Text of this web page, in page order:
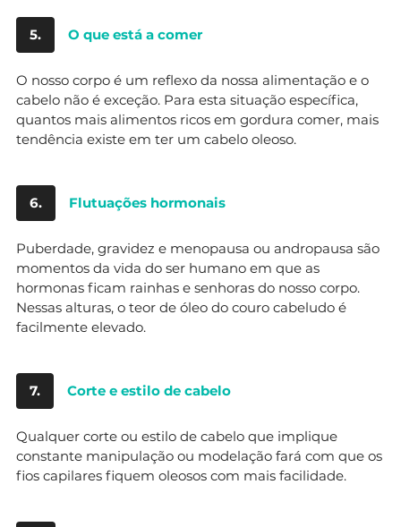
5. O que está a comer
O nosso corpo é um reflexo da nossa alimentação e o
cabelo não é exceção. Para esta situação específica,
quantos mais alimentos ricos em gordura comer, mais
tendência existe em ter um cabelo oleoso.
6. Flutuações hormonais
Puberdade, gravidez e menopausa ou andropausa são
momentos da vida do ser humano em que as
hormonas ficam rainhas e senhoras do nosso corpo.
Nessas alturas, o teor de óleo do couro cabeludo é
facilmente elevado.
7. Corte e estilo de cabelo
Qualquer corte ou estilo de cabelo que implique
constante manipulação ou modelação fará com que os
fios capilares fiquem oleosos com mais facilidade.